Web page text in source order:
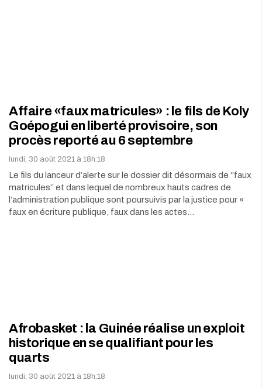
Affaire «faux matricules» : le fils de Koly
Goépogui en liberté provisoire, son
procès reporté au 6 septembre
lundi, 30 août 2021 à 18h:18
Le fils du lanceur d’alerte sur le dossier dit désormais de ‘’faux
matricules’’ et dans lequel de nombreux hauts cadres de
l’administration publique sont poursuivis par la justice pour «
faux en écriture publique, faux dans les actes…
Afrobasket : la Guinée réalise un exploit
historique en se qualifiant pour les
quarts
lundi, 30 août 2021 à 18h:18